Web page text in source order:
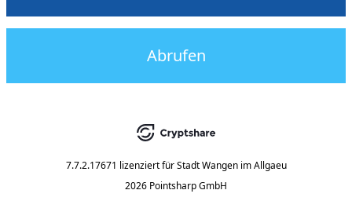
Abrufen
7.7.2.17671 lizenziert für Stadt Wangen im Allgaeu
2026 Pointsharp GmbH